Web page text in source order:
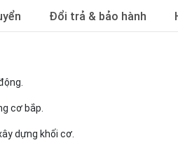
Đổi trả & bảo hành
cơ bắp.
dựng khối cơ.